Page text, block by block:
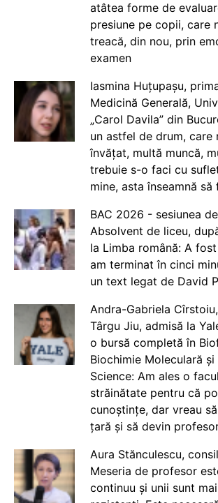
atâtea forme de
presiune pe copii, care
treacă, din nou, prin
examen
Iasmina Huțupașu,
Medicină Generală,
„Carol Davila” din
un astfel de drum, care
învățat, multă muncă,
trebuie s-o faci cu
mine, asta înseamnă să
BAC 2026 - sesiunea
Absolvent de liceu,
la Limba română: A
am terminat în cinci
un text legat de David
Andra-Gabriela
Târgu Jiu, admisă la
o bursă completă în
Biochimie Moleculară
Science: Am ales o
străinătate pentru că
cunoștințe, dar vreau
țară și să devin
Aura Stănculescu,
Meseria de profesor
continuu și unii sunt